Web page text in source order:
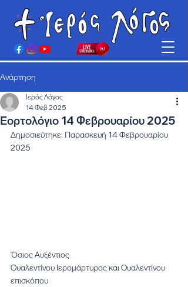
Ανάρτηση
Εορτολόγιο 14 Φεβρουαρίου 2025
Ιερός Λόγος
14 Φεβ 2025
Δημοσιεύτηκε: Παρασκευή 14 Φεβρουαρίου
2025
Όσιος Αυξέντιος
Ουαλεντίνου Ιερομάρτυρος και Ουαλεντίνου
επισκόπου